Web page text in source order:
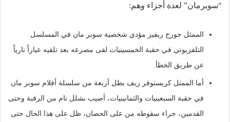
“سوبرمان” لعدة أجزاء وهم:
الممثل جورج ريفيز مؤدي شخصية سوبر مان في المسلسل
التلفزيوني في حقبة الخمسينيات لقى مصرعه بعد تلقيه عياراً نارياً
عن طريق الخطأ.
أما الممثل كريستوفر ريف بطل أربعة من سلسلة أفلام سوبر مان
في حقبة السبعينيات والثمانينيات، أصيب بشلل تام من الرقبة وحتى
القدمين، جراء سقوطه من على الحصان، ظل على هذا الحال حتى